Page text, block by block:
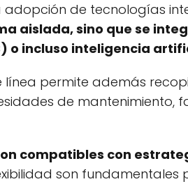
de tecnologías
aislada, sino que se
o incluso inteligencia
permite además
de mantenimiento,
compatibles con
son